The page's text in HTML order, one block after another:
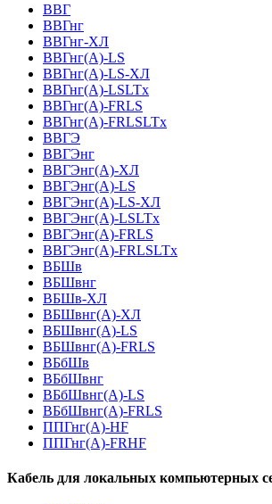
ВВГ
ВВГнг
ВВГнг-ХЛ
ВВГнг(А)-LS
ВВГнг(А)-LS-ХЛ
ВВГнг(А)-LSLTx
ВВГнг(А)-FRLS
ВВГнг(А)-FRLSLTx
ВВГЭ
ВВГЭнг
ВВГЭнг(A)-ХЛ
ВВГЭнг(А)-LS
ВВГЭнг(А)-LS-ХЛ
ВВГЭнг(А)-LSLTx
ВВГЭнг(А)-FRLS
ВВГЭнг(А)-FRLSLTx
ВБШв
ВБШвнг
ВБШв-ХЛ
ВБШвнг(A)-ХЛ
ВБШвнг(A)-LS
ВБШвнг(A)-FRLS
ВБбШв
ВБбШвнг
ВБбШвнг(A)-LS
ВБбШвнг(A)-FRLS
ППГнг(А)-HF
ППГнг(А)-FRHF
Кабель для локальных компьютерных